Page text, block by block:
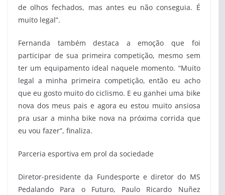
de olhos fechados, mas antes eu não conseguia. É
muito legal”.
Fernanda também destaca a emoção que foi
participar de sua primeira competição, mesmo sem
ter um equipamento ideal naquele momento. “Muito
legal a minha primeira competição, então eu acho
que eu gosto muito do ciclismo. E eu ganhei uma bike
nova dos meus pais e agora eu estou muito ansiosa
pra usar a minha bike nova na próxima corrida que
eu vou fazer”, finaliza.
Parceria esportiva em prol da sociedade
Diretor-presidente da Fundesporte e diretor do MS
Pedalando Para o Futuro, Paulo Ricardo Nuñez